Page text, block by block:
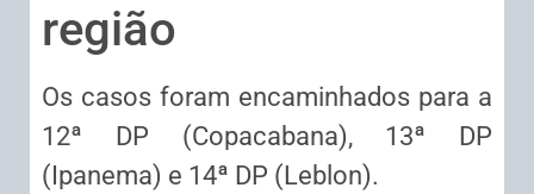
região
Os casos foram encaminhados para a
12ª DP (Copacabana), 13ª DP
(Ipanema) e 14ª DP (Leblon).